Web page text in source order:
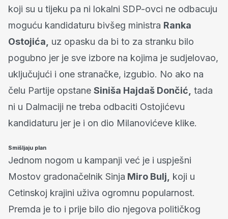
koji su u tijeku pa ni lokalni SDP-ovci ne odbacuju
moguću kandidaturu bivšeg ministra Ranka
Ostojića, uz opasku da bi to za stranku bilo
pogubno jer je sve izbore na kojima je sudjelovao,
uključujući i one stranačke, izgubio. No ako na
čelu Partije opstane Siniša Hajdaš Dončić, tada
ni u Dalmaciji ne treba odbaciti Ostojićevu
kandidaturu jer je i on dio Milanovićeve klike.
Smišljaju plan
Jednom nogom u kampanji već je i uspješni
Mostov gradonačelnik Sinja Miro Bulj, koji u
Cetinskoj krajini uživa ogromnu popularnost.
Premda je to i prije bilo dio njegova političkog